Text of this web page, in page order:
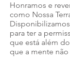
Honramos e
como Nossa
para ter a
que está além
que a mente